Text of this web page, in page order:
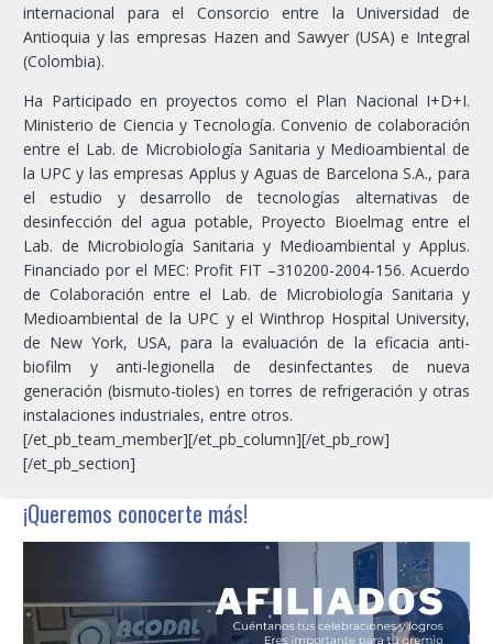
internacional para el Consorcio entre la Universidad de
Antioquia y las empresas Hazen and Sawyer (USA) e Integral
(Colombia).
Ha Participado en proyectos como el Plan Nacional I+D+I.
Ministerio de Ciencia y Tecnología. Convenio de colaboración
entre el Lab. de Microbiología Sanitaria y Medioambiental de
la UPC y las empresas Applus y Aguas de Barcelona S.A., para
el estudio y desarrollo de tecnologías alternativas de
desinfección del agua potable, Proyecto Bioelmag entre el
Lab. de Microbiología Sanitaria y Medioambiental y Applus.
Financiado por el MEC: Profit FIT –310200-2004-156. Acuerdo
de Colaboración entre el Lab. de Microbiología Sanitaria y
Medioambiental de la UPC y el Winthrop Hospital University,
de New York, USA, para la evaluación de la eficacia anti-
biofilm y anti-legionella de desinfectantes de nueva
generación (bismuto-tioles) en torres de refrigeración y otras
instalaciones industriales, entre otros.
[/et_pb_team_member][/et_pb_column][/et_pb_row]
[/et_pb_section]
¡Queremos conocerte más!